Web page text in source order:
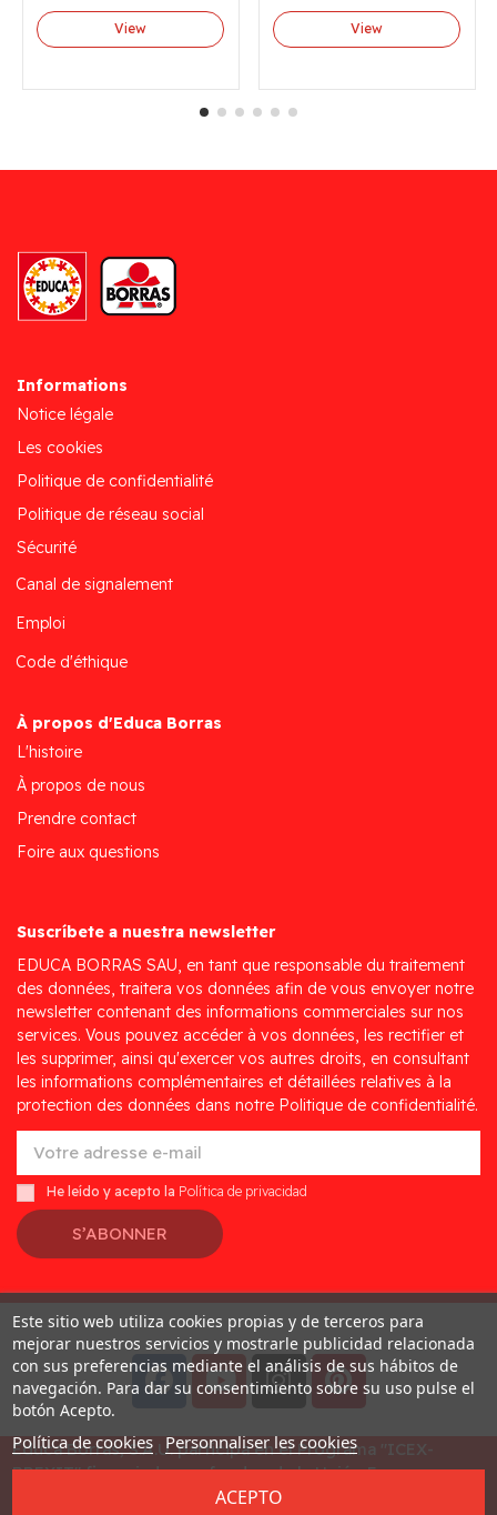
View View
Informations
Notice légale
Les cookies
Politique de confidentialité
Politique de réseau social
Sécurité
Canal de signalement
Emploi
Code d'éthique
À propos d'Educa Borras
L'histoire
À propos de nous
Prendre contact
Foire aux questions
Suscríbete a nuestra newsletter
EDUCA BORRAS SAU, en tant que responsable du traitement
des données, traitera vos données afin de vous envoyer notre
newsletter contenant des informations commerciales sur nos
services. Vous pouvez accéder à vos données, les rectifier et
les supprimer, ainsi qu'exercer vos autres droits, en consultant
les informations complémentaires et détaillées relatives à la
protection des données dans notre Politique de confidentialité.
He leído y acepto la Política de privacidad
S’ABONNER
Desarrollado porAddis
Educa Borras, S.A.U. participa en el Programa "ICEX-
BREXIT" financiado por fondos de la Unión Europea, para
mitigar las consecuencias adversas de la retirada del
Este sitio web utiliza cookies propias y de terceros para
mejorar nuestros servicios y mostrarle publicidad relacionada
con sus preferencias mediante el análisis de sus hábitos de
navegación. Para dar su consentimiento sobre su uso pulse el
botón Acepto.
Política de cookies Personnaliser les cookies
ACEPTO